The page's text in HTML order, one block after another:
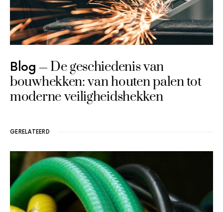
Blog
De geschiedenis van
bouwhekken: van houten palen tot
moderne veiligheidshekken
GERELATEERD